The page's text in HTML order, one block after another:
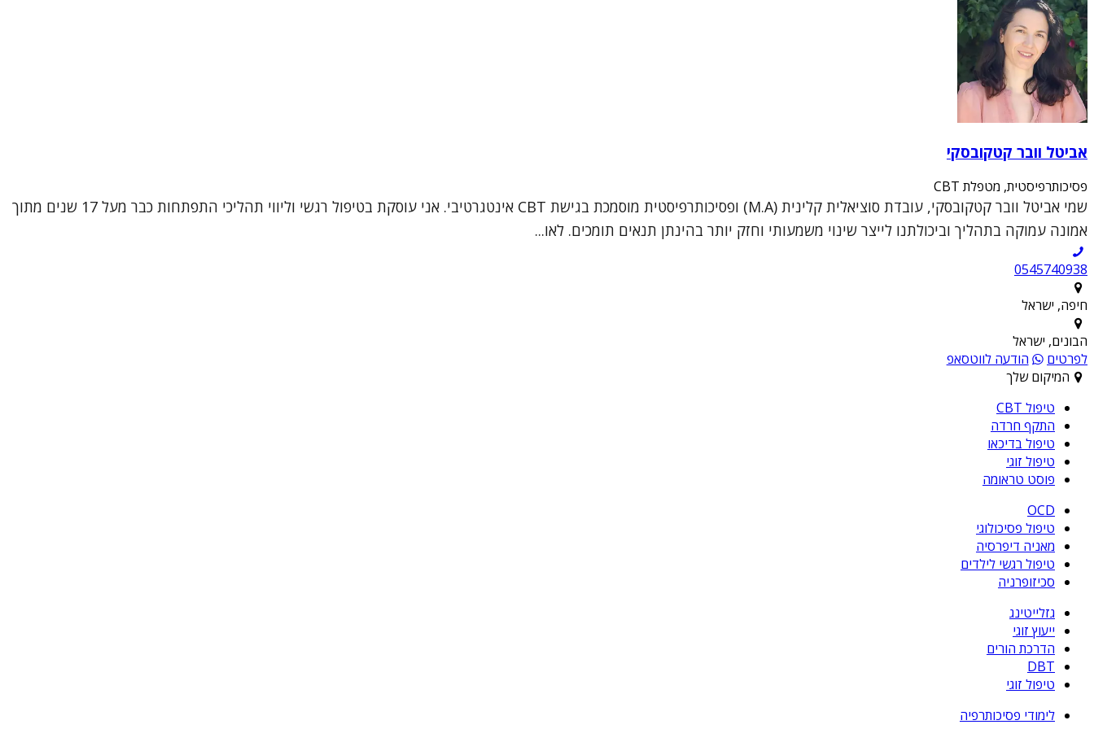
אביטל וובר קטקובסקי
פסיכותרפיסטית, מטפלת CBT
שמי אביטל וובר קטקובסקי, עובדת סוציאלית קלינית (M.A) ופסיכותרפיסטית מוסמכת בגישת CBT אינטגרטיבי. אני עוסקת בטיפול רגשי וליווי תהליכי התפתחות כבר מעל 17 שנים מתוך
אמונה עמוקה בתהליך וביכולתנו לייצר שינוי משמעותי וחזק יותר בהינתן תנאים תומכים. לאו...
0545740938
חיפה, ישראל
הבונים, ישראל
לפרטים
הודעה לווטסאפ
המיקום שלך
טיפול CBT
התקף חרדה
טיפול בדיכאו
טיפול זוגי
פוסט טראומה
OCD
טיפול פסיכולוגי
מאניה דיפרסיה
טיפול רגשי לילדים
סכיזופרניה
גזלייטינג
ייעוץ זוגי
הדרכת הורים
DBT
טיפול זוגי
לימודי פסיכותרפיה